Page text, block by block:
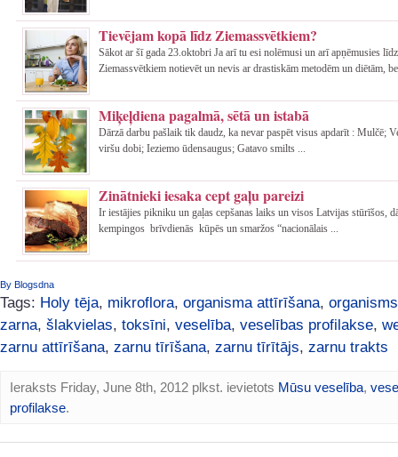
Tievējam kopā līdz Ziemassvētkiem?
Sākot ar šī gada 23.oktobri Ja arī tu esi nolēmusi un arī apņēmusies līdz
Ziemassvētkiem notievēt un nevis ar drastiskām metodēm un diētām,
Miķeļdiena pagalmā, sētā un istabā
Dārzā darbu pašlaik tik daudz, ka nevar paspēt visus apdarīt : Mulčē;
viršu dobi; Ieziemo ūdensaugus; Gatavo smilts ...
Zinātnieki iesaka cept gaļu pareizi
Ir iestājies pikniku un gaļas cepšanas laiks un visos Latvijas stūrīšos,
kempingos brīvdienās kūpēs un smaržos “nacionālais ...
By Blogsdna
Tags: Holy tēja, mikroflora, organisma attīrīšana, organisms
zarna, šlakvielas, toksīni, veselība, veselības profilakse,
zarnu attīrīšana, zarnu tīrīšana, zarnu tīrītājs, zarnu trakts
Ieraksts Friday, June 8th, 2012 plkst. ievietots Mūsu veselība,
profilakse.